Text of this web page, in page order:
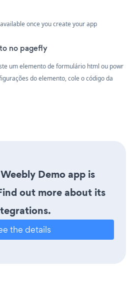
once you create your app
no pagefly
um elemento de formulário html ou powr
do elemento, cole o código da
Demo app is
out more about its
the details